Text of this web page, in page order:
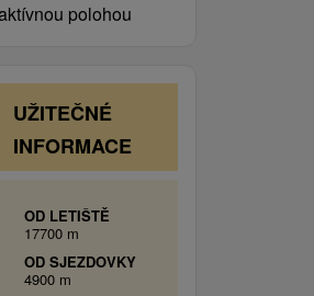
polohou
UŽITEČNÉ
INFORMACE
OD LETIŠTĚ
17700 m
OD SJEZDOVKY
4900 m